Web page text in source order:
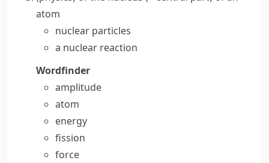
atom
nuclear particles
a nuclear reaction
Wordfinder
amplitude
atom
energy
fission
force